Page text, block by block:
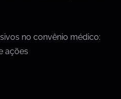
no convênio médico:
ações